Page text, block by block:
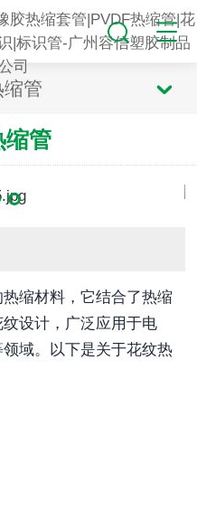
管
缩管
缩材料，它结合了热缩
设计，广泛应用于电
域。以下是关于花纹热